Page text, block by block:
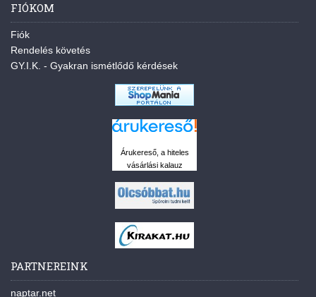
FIÓKOM
Fiók
Rendelés követés
GY.I.K. - Gyakran ismétlődő kérdések
Árukereső, a hiteles
vásárlási kalauz
PARTNEREINK
naptar.net